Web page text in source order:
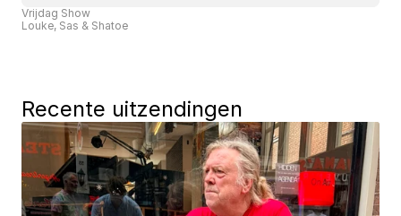
Vrijdag Show
Louke, Sas & Shatoe
Recente uitzendingen